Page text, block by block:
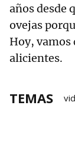
años desde
ovejas
Hoy, vamos
alicientes.
TEMAS